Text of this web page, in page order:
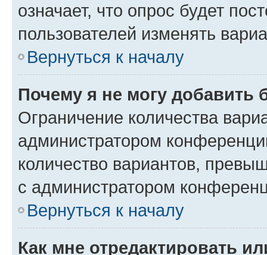
означает, что опрос будет
пользователей изменять
Вернуться к началу
Почему я не могу добавить
Ограничение количества
администратором
количество вариантов,
с администратором
Вернуться к началу
Как мне отредактировать